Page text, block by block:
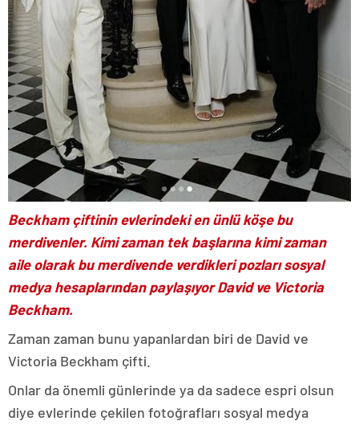
Beckham çiftinin evlerindeki en ünlü köşe bu
merdivenler. Kimi zaman tek başlarına kimi zaman
aile olarak bu merdivende verdikleri pozları sosyal
medya hesaplarından paylaşıyor David ve Victoria
Beckham.
Zaman zaman bunu yapanlardan biri de David ve
Victoria Beckham çifti.
Onlar da önemli günlerinde ya da sadece espri olsun
diye evlerinde çekilen fotoğrafları sosyal medya